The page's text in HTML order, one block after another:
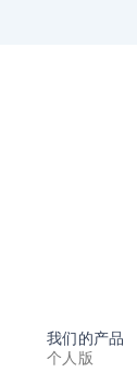
我们的产品
个人版